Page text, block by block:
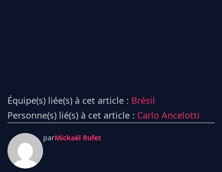
Équipe(s) liée(s) à cet article : Brésil
Personne(s) lié(s) à cet article : Carlo Ancelotti
parMickaël Rufet